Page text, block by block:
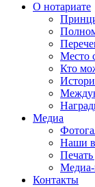
О нотариате
Место
Кто
Медиа
Наши
Контакты